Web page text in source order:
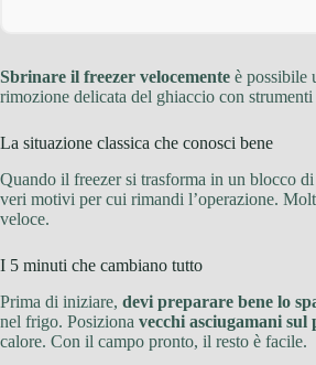
Sbrinare il freezer velocemente è possibile
rimozione delicata del ghiaccio con
La situazione classica che conosci bene
Quando il freezer si trasforma in un blocco
veri motivi per cui rimandi l’operazione.
veloce.
I 5 minuti che cambiano tutto
Prima di iniziare, devi preparare bene lo
nel frigo. Posiziona vecchi asciugamani sul
calore. Con il campo pronto, il resto è facile.